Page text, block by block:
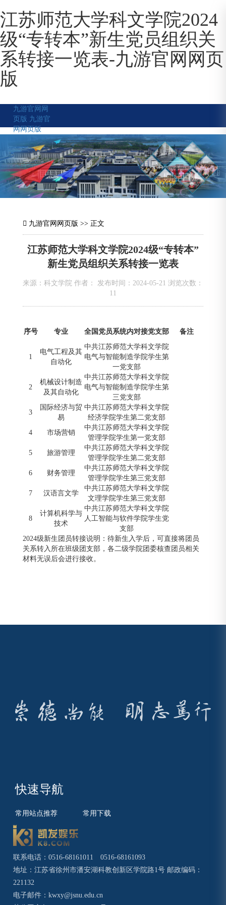
江苏师范大学科文学院2024
级“专转本”新生党员组织关
系转接一览表-九游官网网页
版
九游官网网
页版 九游官
网网页版
九游官网网页版 >> 正文
江苏师范大学科文学院2024级“专转本”
新生党员组织关系转接一览表
来源：科文学院 作者： 发布时间：2024-05-21 浏览次数：
11
序号 专业 全国党员系统内对接党支部 备注
1
电气工程及其
自动化
中共江苏师范大学科文学院
电气与智能制造学院学生第
一党支部
2
机械设计制造
及其自动化
中共江苏师范大学科文学院
电气与智能制造学院学生第
三党支部
3
国际经济与贸
易
中共江苏师范大学科文学院
经济学院学生第二党支部
4
市场营销
中共江苏师范大学科文学院
管理学院学生第一党支部
5
旅游管理
中共江苏师范大学科文学院
管理学院学生第二党支部
6
财务管理
中共江苏师范大学科文学院
管理学院学生第三党支部
7
汉语言文学
中共江苏师范大学科文学院
文理学院学生第三党支部
8
计算机科学与
技术
中共江苏师范大学科文学院
人工智能与软件学院学生党
支部
2024级新生团员转接说明：待新生入学后，可直接将团员
关系转入所在班级团支部，各二级学院团委核查团员相关
材料无误后会进行接收。
快速导航
常用站点推荐 常用下载
联系电话：0516-68161011 0516-68161093
地址：江苏省徐州市潘安湖科教创新区学院路1号 邮政编码：
221132
电子邮件：kwxy@jsnu.edu.cn